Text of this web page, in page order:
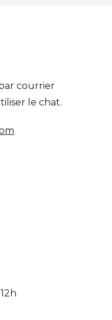
courrier
le chat.